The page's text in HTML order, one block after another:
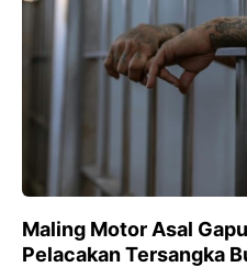
Maling Motor Asal
Pelacakan Tersangka